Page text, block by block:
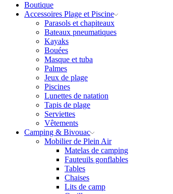
Boutique
Accessoires Plage et Piscine
Parasols et chapiteaux
Bateaux pneumatiques
Kayaks
Bouées
Masque et tuba
Palmes
Jeux de plage
Piscines
Lunettes de natation
Tapis de plage
Serviettes
Vêtements
Camping & Bivouac
Mobilier de Plein Air
Matelas de camping
Fauteuils gonflables
Tables
Chaises
Lits de camp